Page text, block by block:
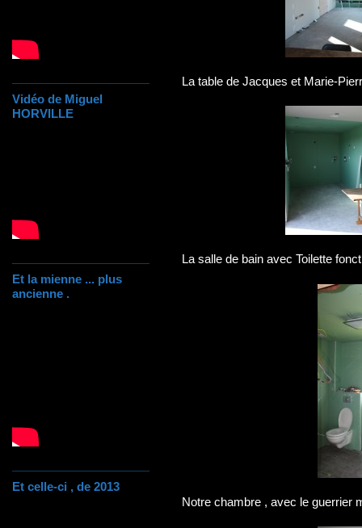
Vidéo de Miguel
HORVILLE
Et la mienne ... plus
ancienne .
Et celle-ci , de 2013
La table de Jacques et Marie-
La salle de bain avec Toilette
Notre chambre , avec le guerrier